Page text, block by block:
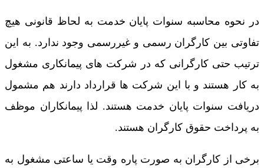
در نحوه محاسبه سنوات پایان خدمت به لحاظ قانونی هیچ
تفاوتی بین کارگران رسمی و غیررسمی وجود ندارد. به این
ترتیب حتی کارگرانی که در شرکت های پیمانکاری مشغول
به کار هستند و با این شرکت ها قرارداد دارند هم مشمول
دریافت سنوات پایان خدمت هستند. لذا پیمانکاران موظف
به پرداخت حقوق کارگران هستند.
برخی از کارگران به صورت پاره وقت یا ساعتی مشغول به